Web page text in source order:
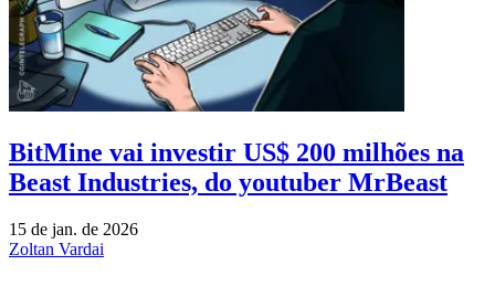
BitMine vai investir US$ 200 milhões na
Beast Industries, do youtuber MrBeast
15 de jan. de 2026
Zoltan Vardai